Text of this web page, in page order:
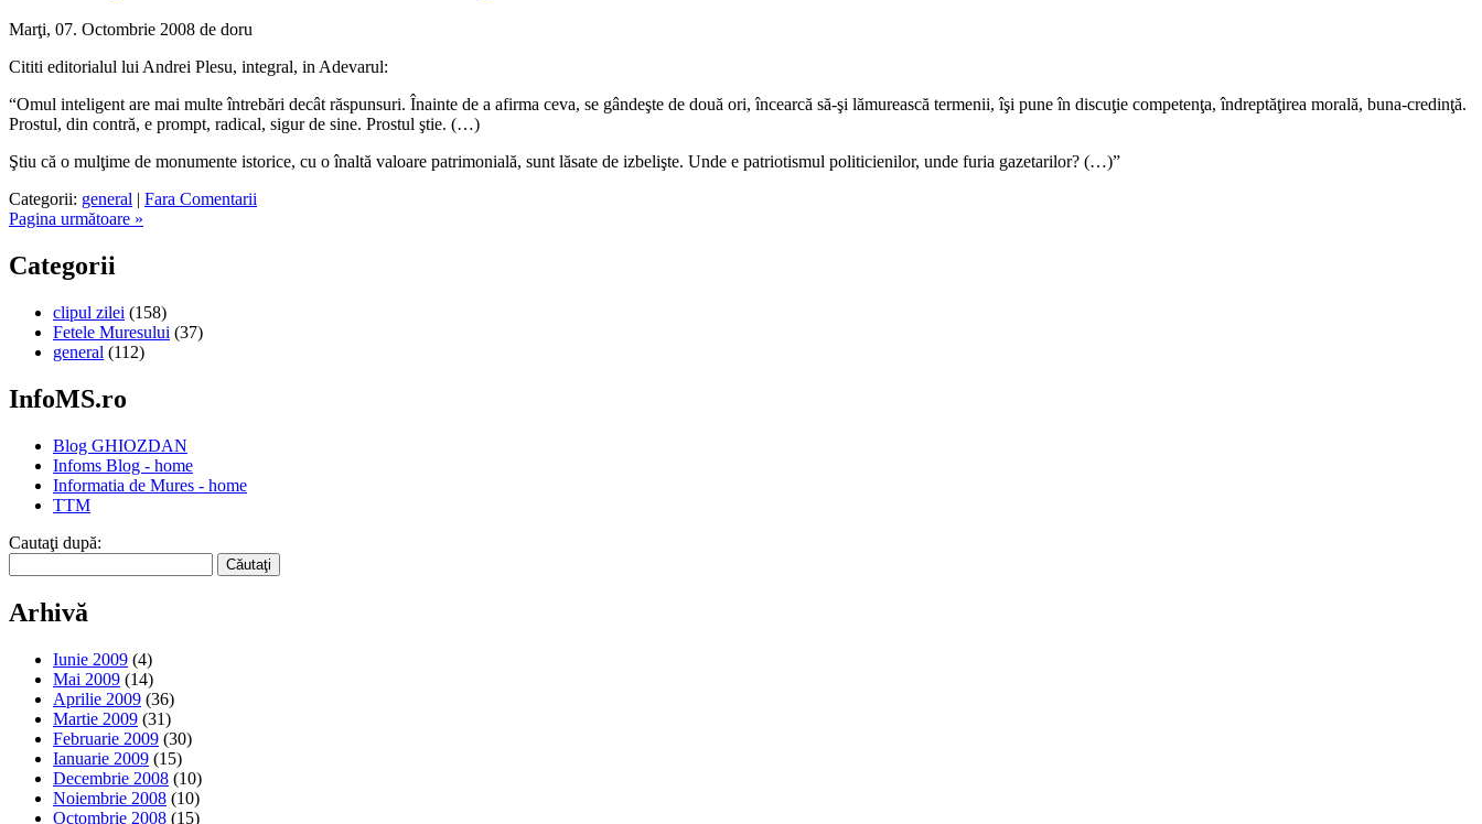
Marţi, 07. Octombrie 2008 de doru
Cititi editorialul lui Andrei Plesu, integral, in Adevarul:
“Omul inteligent are mai multe întrebări decât răspunsuri. Înainte de a afirma ceva, se gândeşte de două ori, încearcă să-şi lămurească termenii, îşi pune în discuţie competenţa, îndreptăţirea morală, buna-credinţă.
Prostul, din contră, e prompt, radical, sigur de sine. Prostul ştie. (…)
Ştiu că o mulţime de monumente istorice, cu o înaltă valoare patrimonială, sunt lăsate de izbelişte. Unde e patriotismul politicienilor, unde furia gazetarilor? (…)”
Categorii: general | Fara Comentarii
Pagina următoare »
Categorii
clipul zilei (158)
Fetele Muresului (37)
general (112)
InfoMS.ro
Blog GHIOZDAN
Infoms Blog - home
Informatia de Mures - home
TTM
Cautaţi după:
Arhivă
Iunie 2009 (4)
Mai 2009 (14)
Aprilie 2009 (36)
Martie 2009 (31)
Februarie 2009 (30)
Ianuarie 2009 (15)
Decembrie 2008 (10)
Noiembrie 2008 (10)
Octombrie 2008 (15)